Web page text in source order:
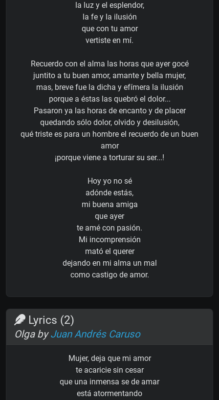
la luz y el esplendor,
la fe y la ilusión
que con tu amor
vertiste en mí.
Recuerdo con el alma las horas que ayer gocé
juntito a tu buen amor, amante y bella mujer,
mas, breve fue la dicha y efímera la ilusión
porque a éstas las quebró el dolor...
Pasaron ya las horas de encanto y de placer
quedando sólo dolor, olvido y desilusión,
qué triste es para un hombre el recuerdo de un buen
amor
¡porque viene a torturar su ser...!
Hoy yo no sé
adónde estás,
mi buena amiga
que ayer
te amé con pasión.
Mi incomprensión
mató el querer
dejando en mi alma un mal
como castigo de amor.
Lyrics (2)
Olga byJuan Andrés Caruso
Mujer, deja que mi amor
te acaricie sin cesar
que una inmensa se de amar
está atormentando